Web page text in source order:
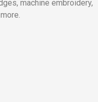
machine embroidery,